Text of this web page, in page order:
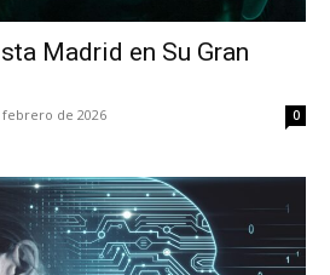
Madrid en Su Gran
febrero de 2026 0